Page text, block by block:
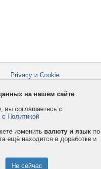
Privacy и Cookie
Форумы
на нашем сайте
вы соглашаетесь с
с Политикой
изменить валюту и язык по
ещё находится в доработке и